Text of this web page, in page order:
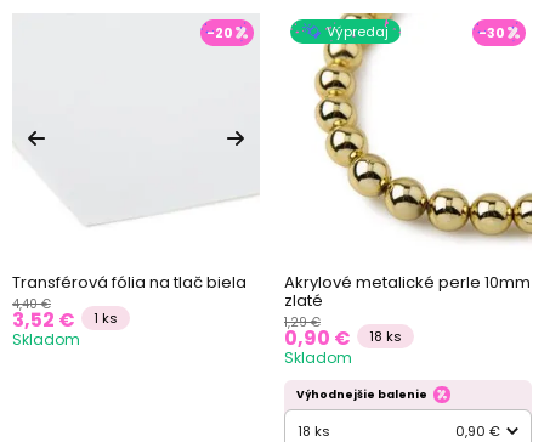
-20
Transférová fólia na tlač biela
4,40 €
3,52 € 1 ks
Skladom
Výpredaj -30
Akrylové metalické perle 10mm
zlaté
1,29 €
0,90 € 18 ks
Skladom
Výhodnejšie balenie
18 ks 0,90 €